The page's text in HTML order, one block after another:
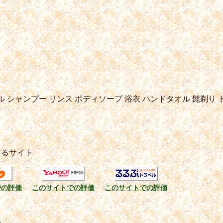
シャンプーリンスボディソープ浴衣ハンドタオル髭剃り
サイト
評価 このサイトでの評価 このサイトでの評価